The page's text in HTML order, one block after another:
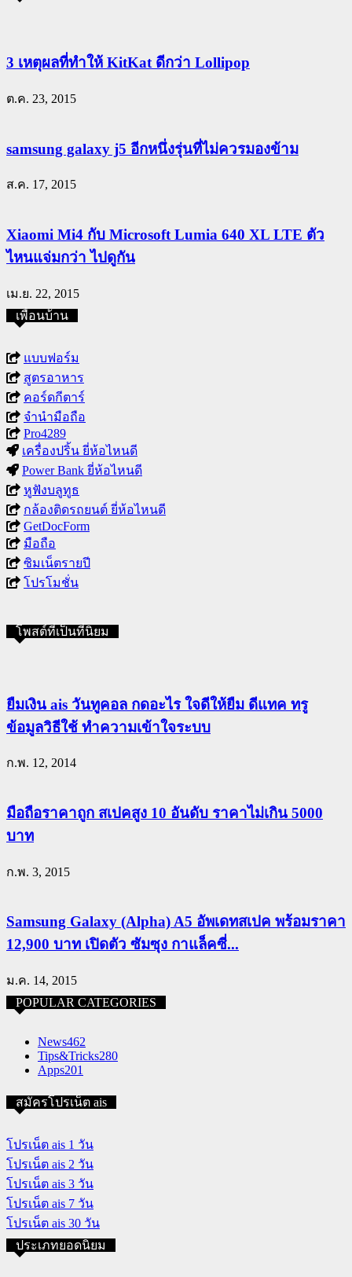
3 เหตุผลที่ทำให้ KitKat ดีกว่า Lollipop
ต.ค. 23, 2015
samsung galaxy j5 อีกหนึ่งรุ่นที่ไม่ควรมองข้าม
ส.ค. 17, 2015
Xiaomi Mi4 กับ Microsoft Lumia 640 XL LTE ตัว
ไหนแจ่มกว่า ไปดูกัน
เม.ย. 22, 2015
เพื่อนบ้าน
แบบฟอร์ม
สูตรอาหาร
คอร์ดกีตาร์
จำนำมือถือ
Pro4289
เครื่องปริ้น ยี่ห้อไหนดี
Power Bank ยี่ห้อไหนดี
หูฟังบลูทูธ
กล้องติดรถยนต์ ยี่ห้อไหนดี
GetDocForm
มือถือ
ซิมเน็ตรายปี
โปรโมชั่น
โพสต์ที่เป็นที่นิยม
ยืมเงิน ais วันทูคอล กดอะไร ใจดีให้ยืม ดีแทค ทรู
ข้อมูลวิธีใช้ ทำความเข้าใจระบบ
ก.พ. 12, 2014
มือถือราคาถูก สเปคสูง 10 อันดับ ราคาไม่เกิน 5000
บาท
ก.พ. 3, 2015
Samsung Galaxy (Alpha) A5 อัพเดทสเปค พร้อมราคา
12,900 บาท เปิดตัว ซัมซุง กาแล็คซี่...
ม.ค. 14, 2015
POPULAR CATEGORIES
News462
Tips&Tricks280
Apps201
สมัครโปรเน็ต ais
โปรเน็ต ais 1 วัน
โปรเน็ต ais 2 วัน
โปรเน็ต ais 3 วัน
โปรเน็ต ais 7 วัน
โปรเน็ต ais 30 วัน
ประเภทยอดนิยม